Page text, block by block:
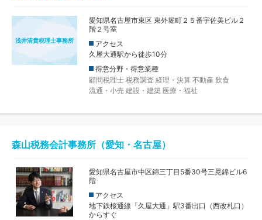
浅井清貴税理士事務所
愛知県名古屋市東区 東外堀町２５番宇佐美ビル２
階２号室
アクセス
久屋大通駅から徒歩10分
得意分野・得意業種
顧問税理士 税務調査 経理・決算 不動産 飲食
流通・小売 建設・建築 医療・福祉
森山税務会計事務所（愛知・名古屋）
愛知県名古屋市中区錦三丁目5番30号三晃錦ビル6
階
アクセス
地下鉄桜通線「久屋大通」駅3番出口（西改札口）
からすぐ